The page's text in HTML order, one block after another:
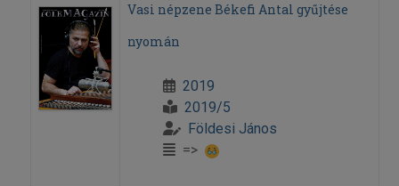
Vasi népzene Békefi Antal gyűjtése
nyomán
2019
2019/5
Földesi János
=>